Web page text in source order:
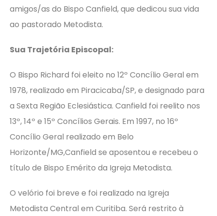
amigos/as do Bispo Canfield, que dedicou sua vida
ao pastorado Metodista.
Sua Trajetória Episcopal:
O Bispo Richard foi eleito no 12º Concílio Geral em
1978, realizado em Piracicaba/SP, e designado para
a Sexta Região Eclesiástica. Canfield foi reelito nos
13º, 14º e 15º Concílios Gerais. Em 1997, no 16º
Concílio Geral realizado em Belo
Horizonte/MG,Canfield se aposentou e recebeu o
título de Bispo Emérito da Igreja Metodista.
O velório foi breve e foi realizado na Igreja
Metodista Central em Curitiba. Será restrito à